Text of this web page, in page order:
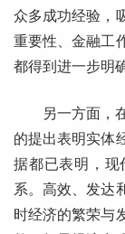
众多成功经验，
重要性、金融工
都得到进一步明
另一方面，
的提出表明实体
据都已表明，现
系。高效、发达
时经济的繁荣与